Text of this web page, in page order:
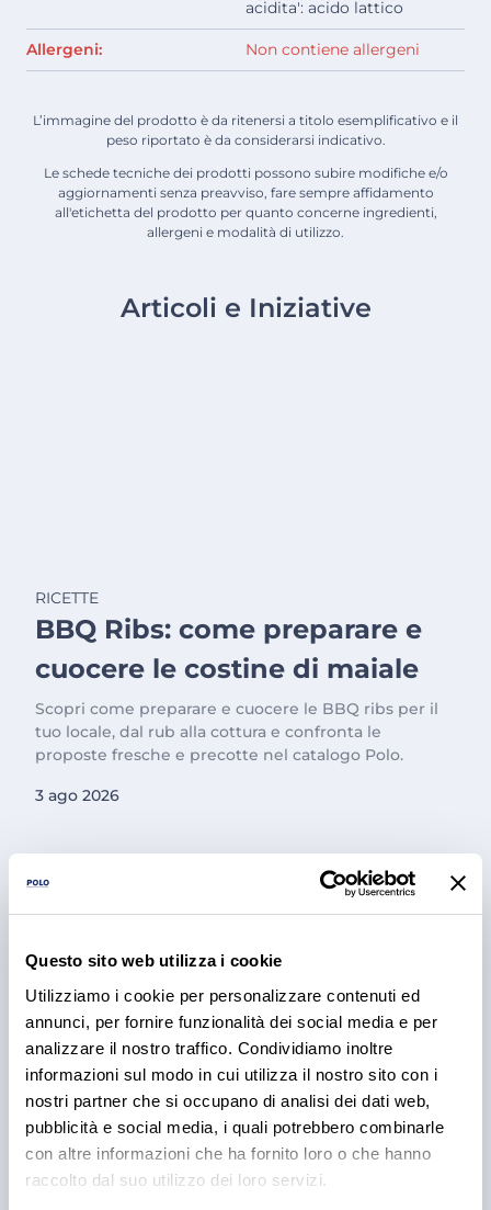
Questo sito web utilizza i cookie
Utilizziamo i cookie per personalizzare contenuti ed
annunci, per fornire funzionalità dei social media e per
analizzare il nostro traffico. Condividiamo inoltre
informazioni sul modo in cui utilizza il nostro sito con i
nostri partner che si occupano di analisi dei dati web,
pubblicità e social media, i quali potrebbero combinarle
con altre informazioni che ha fornito loro o che hanno
raccolto dal suo utilizzo dei loro servizi.
acidita': acido lattico
Allergeni: Non contiene allergeni
L’immagine del prodotto è da ritenersi a titolo esemplificativo e il
peso riportato è da considerarsi indicativo.
Le schede tecniche dei prodotti possono subire modifiche e/o
aggiornamenti senza preavviso, fare sempre affidamento
all'etichetta del prodotto per quanto concerne ingredienti,
allergeni e modalità di utilizzo.
Articoli e Iniziative
RICETTE
BBQ Ribs: come preparare e
cuocere le costine di maiale
Scopri come preparare e cuocere le BBQ ribs per il
tuo locale, dal rub alla cottura e confronta le
proposte fresche e precotte nel catalogo Polo.
3 ago 2026
PRODOTTI
Cantina Valle Isarco:
responsabilità e amore per il
territorio